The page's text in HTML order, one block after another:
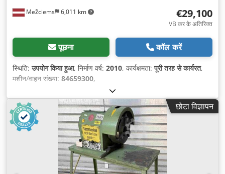
Mežciems 6,011 km €29,100
VB कर के अतिरिक्त
पूछना कॉल करें
स्थिति:उपयोग किया हुआ, निर्माण वर्ष: 2010, कार्यक्षमता:पूरी तरह से कार्यरत,
मशीन/वाहन संख्या: 84659300,
छोटा विज्ञापन